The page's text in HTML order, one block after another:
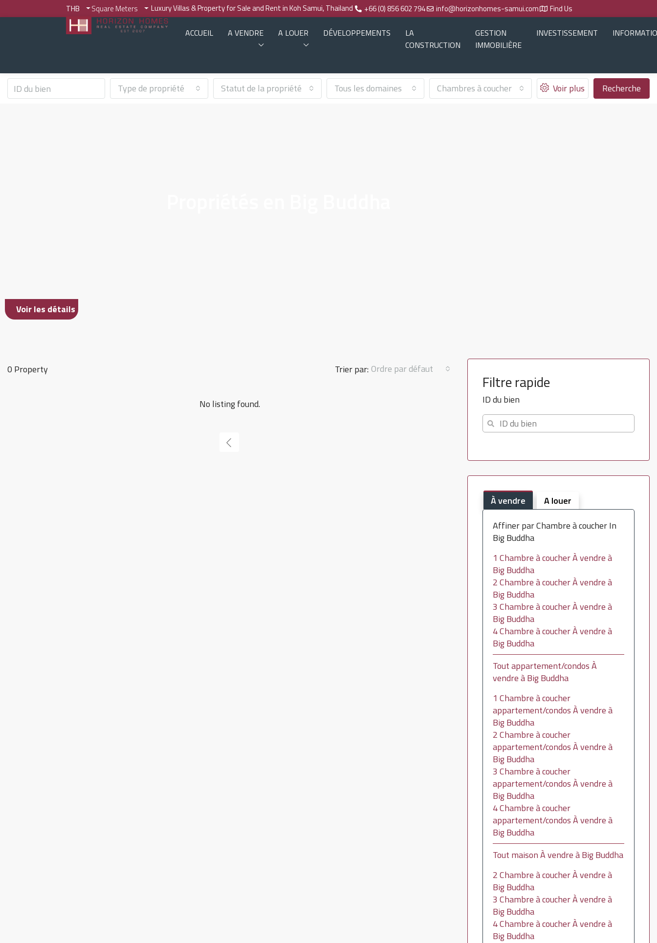
THB Square Meters Luxury Villas & Property for Sale and Rent in Koh Samui, Thailand +66 (0) 856 602 794 info@horizonhomes-samui.com Find Us
ACCUEIL A VENDRE A LOUER DÉVELOPPEMENTS
LA
CONSTRUCTION
GESTION
IMMOBILIÈRE
INVESTISSEMENT
Type de propriété Statut de la propriété Tous les domaines Chambres à coucher Voir plus Recherche
Voir les détails
0 Property Trier par: Ordre par défaut
No listing found.
Filtre rapide
ID du bien
À vendre
A louer
Affiner par Chambre à coucher In
Big Buddha
1 Chambre à coucher À vendre à
Big Buddha
2 Chambre à coucher À vendre à
Big Buddha
3 Chambre à coucher À vendre à
Big Buddha
4 Chambre à coucher À vendre à
Big Buddha
Tout appartement/condos À
vendre à Big Buddha
1 Chambre à coucher
appartement/condos À vendre à
Big Buddha
2 Chambre à coucher
appartement/condos À vendre à
Big Buddha
3 Chambre à coucher
appartement/condos À vendre à
Big Buddha
4 Chambre à coucher
appartement/condos À vendre à
Big Buddha
Tout maison À vendre à Big Buddha
2 Chambre à coucher À vendre à
Big Buddha
3 Chambre à coucher À vendre à
Big Buddha
4 Chambre à coucher À vendre à
Big Buddha